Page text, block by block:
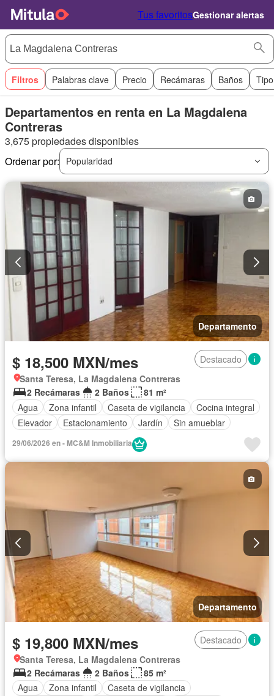
Tus favoritosGestionar alertas
Filtros Palabras clave Precio Recámaras Baños
Departamentos en renta en La Magdalena
Contreras
3,675 propiedades disponibles
Ordenar por:
Popularidad
Departamento
$ 18,500 MXN/mes
Destacado
Santa Teresa, La Magdalena Contreras
2 Recámaras
2 Baños
81 m²
Agua
Zona infantil Caseta de vigilancia
Cocina integral
Elevador
Estacionamiento Jardín Sin amueblar
29/06/2026 en - MC&M Inmobiliaria
Departamento
$ 19,800 MXN/mes
Destacado
Santa Teresa, La Magdalena Contreras
2 Recámaras
2 Baños
85 m²
Agua
Zona infantil
Caseta de vigilancia